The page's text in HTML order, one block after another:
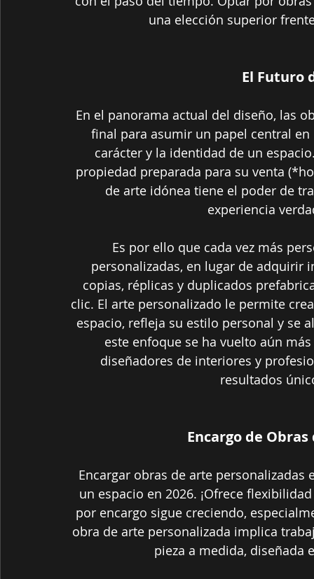
una elección superior
El Futuro
En el panorama actual del diseño, las
final para asumir un papel central
carácter y la identidad de un
propiedad preparada para su venta
de arte idónea tiene el poder de
experiencia
Es por ello que cada vez más
personalizadas, en lugar de adquirir
copias, réplicas y duplicados
clic. El arte personalizado le permite
espacio, refleja su estilo personal y se
este enfoque se ha vuelto aún
diseñadores de interiores y
resultados
Encargo de
Encargar obras de arte
un espacio en 2026. ¡Ofrece
por encargo sigue creciendo,
obra de arte personalizada implica
pieza a medida, diseñada